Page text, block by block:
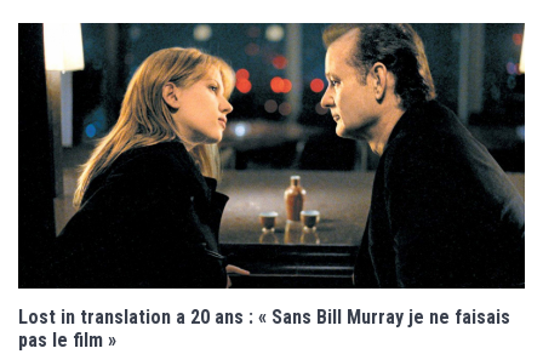
Lost in translation a 20 ans : « Sans Bill Murray je ne faisais
pas le film »